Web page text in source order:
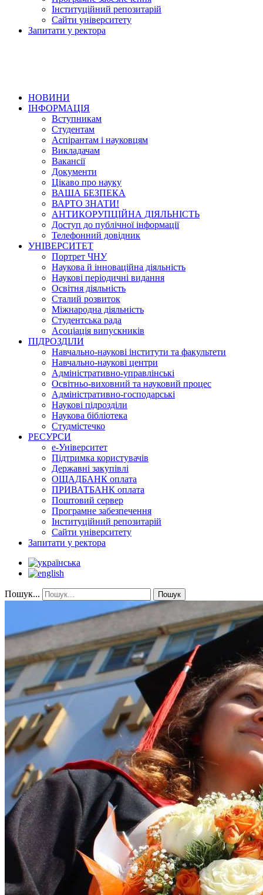
Інституційний репозитарій
Сайти університету
Запитати у ректора
НОВИНИ
ІНФОРМАЦІЯ
Вступникам
Студентам
Аспірантам і науковцям
Викладачам
Вакансії
Документи
Цікаво про науку
ВАША БЕЗПЕКА
ВАРТО ЗНАТИ!
АНТИКОРУПЦІЙНА ДІЯЛЬНІСТЬ
Доступ до публічної інформації
Телефонний довідник
УНІВЕРСИТЕТ
Портрет ЧНУ
Наукова й інноваційна діяльність
Наукові періодичні видання
Освітня діяльність
Сталий розвиток
Міжнародна діяльність
Студентська рада
Асоціація випускників
ПІДРОЗДІЛИ
Навчально-наукові інститути та факультети
Навчально-наукові центри
Адміністративно-управлінські
Освітньо-виховний та науковий процес
Адміністративно-господарські
Наукові підрозділи
Наукова бібліотека
Студмістечко
РЕСУРСИ
е-Університет
Підтримка користувачів
Державні закупівлі
ОЩАДБАНК оплата
ПРИВАТБАНК оплата
Поштовий сервер
Програмне забезпечення
Інституційний репозитарій
Сайти університету
Запитати у ректора
Пошук... Пошук